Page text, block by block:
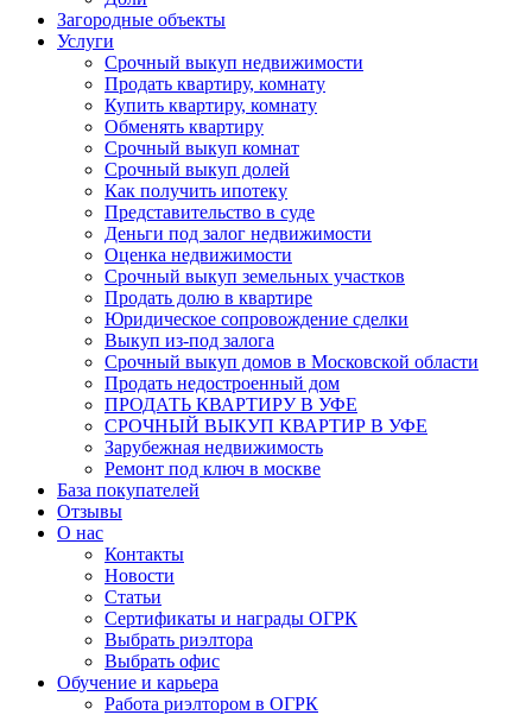
Загородные объекты
Услуги
Срочный выкуп недвижимости
Продать квартиру, комнату
Купить квартиру, комнату
Обменять квартиру
Срочный выкуп комнат
Срочный выкуп долей
Как получить ипотеку
Представительство в суде
Деньги под залог недвижимости
Оценка недвижимости
Срочный выкуп земельных участков
Продать долю в квартире
Юридическое сопровождение сделки
Выкуп из-под залога
Срочный выкуп домов в Московской области
Продать недостроенный дом
ПРОДАТЬ КВАРТИРУ В УФЕ
СРОЧНЫЙ ВЫКУП КВАРТИР В УФЕ
Зарубежная недвижимость
Ремонт под ключ в москве
База покупателей
Отзывы
О нас
Контакты
Новости
Статьи
Сертификаты и награды ОГРК
Выбрать риэлтора
Выбрать офис
Обучение и карьера
Работа риэлтором в ОГРК